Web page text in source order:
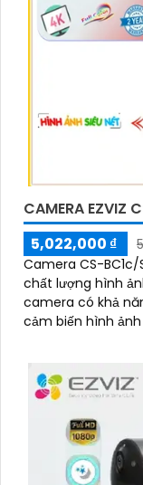
CAMERA EZVIZ
5,022,000 ₫
Camera CS-BC1c/
chất lượng hình
camera có khả
cảm biến hình ảnh
dữ liệu lên đến